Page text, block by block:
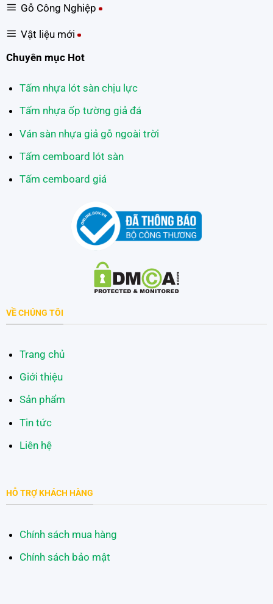
Gỗ Công Nghiệp
Vật liệu mới
Chuyên mục Hot
Tấm nhựa lót sàn chịu lực
Tấm nhựa ốp tường giả đá
Ván sàn nhựa giả gỗ ngoài trời
Tấm cemboard lót sàn
Tấm cemboard giá
VỀ CHÚNG TÔI
Trang chủ
Giới thiệu
Sản phẩm
Tin tức
Liên hệ
HỖ TRỢ KHÁCH HÀNG
Chính sách mua hàng
Chính sách bảo mật